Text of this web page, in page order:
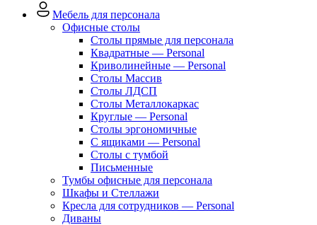
Мебель для персонала
Офисные столы
Столы прямые для персонала
Квадратные — Personal
Криволинейные — Personal
Столы Массив
Столы ЛДСП
Столы Металлокаркас
Круглые — Personal
Столы эргономичные
С ящиками — Personal
Столы с тумбой
Письменные
Тумбы офисные для персонала
Шкафы и Стеллажи
Кресла для сотрудников — Personal
Диваны